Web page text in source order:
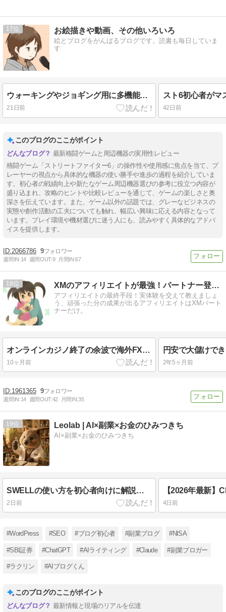
17 お絵描きや動画、その他いろいろ
絵とブログをがんばるブログです。読書も毎日していま
す
ウォーキングやジョギング用に多機能な小型音楽プレーヤーを買ってみた
21日前 42日前
このブログのここがポイント
最新格闘ゲームと周辺機器の実用性レビュー
格闘ゲーム「ストリートファイター6」の操作性や使用感に焦点を当て、プ
レーヤーの視点から具体的な機器の使い勝手や進歩の過程を紹介していま
す。初心者の戦績向上や新たなゲーム周辺機器選びの参考に役立つ内容が
盛り込まれ、攻略のヒントや比較レビューを通じて、ゲームの楽しさと奥
深さを伝えています。また、ゲーム以外の話題では、グレーなビジネスの
実態や創作活動の工夫についても触れ、幅広い興味に応える内容となって
います。プレイ環境や機材選びに迷う人にも、読みやすく具体的なアドバ
イスを提供します。
2066786 9
週間IN:14 週間OUT:9 月間IN:67
18 XMのアフィリエイトが最強！パートナー登録した瞬間に人生が…
アフィリエイトの最終手段！実体験を交えて教えましょ
う、頑張った分の成果が出るアフィリエイトはXMパート
ナーだけ。
オンラインカジノ終了の余波で海外FXアフィリエイトも終了。
10ヶ月前 2年5ヶ月前
1961365 9
週間IN:14 週間OUT:42 月間IN:35
19 Leolab | AI×副業×お金のひみつきち
AI×副業×お金のひみつきち
SWELLの使い方を初心者向けに解説｜記事を書く基本操作と便利ブロック全ステップ【2026年最新】
2日前 4日前
#WordPress #SEO #ブログ初心者 #副業ブログ #NISA
#SBI証券 #ChatGPT #AIライティング #Claude #副業ブロガー
#ラクリン #AIブログくん
このブログのここがポイント
最新情報と現場のリアルを伝達